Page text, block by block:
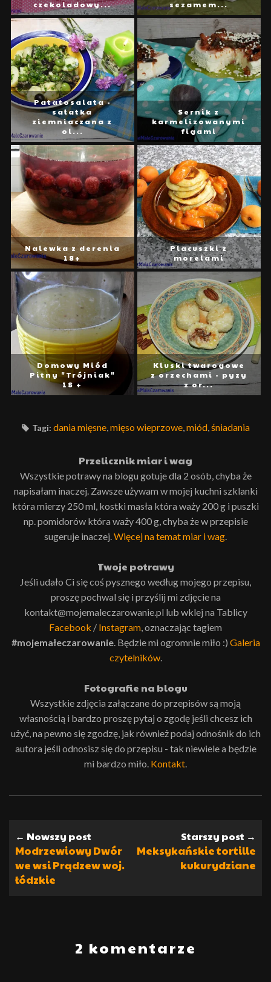
czekoladowy... sezamem...
Patatosalata -
sałatka
ziemniaczana z
ol...
Sernik z
karmelizowanymi
figami
Nalewka z derenia
18+
Placuszki z
morelami
Domowy Miód
Pitny "Trójniak"
18 +
Kluski twarogowe
z orzechami - pyzy
z or...
Tagi: dania mięsne, mięso wieprzowe, miód, śniadania
Przelicznik miar i wag
Wszystkie potrawy na blogu gotuje dla 2 osób, chyba że
napisałam inaczej. Zawsze używam w mojej kuchni szklanki
która mierzy 250 ml, kostki masła która waży 200 g i puszki
np. pomidorów która waży 400 g, chyba że w przepisie
sugeruje inaczej. Więcej na temat miar i wag
Twoje potrawy
Jeśli udało Ci się coś pysznego według mojego przepisu,
proszę pochwal się i przyślij mi zdjęcie na
kontakt@mojemaleczarowanie.pl lub wklej na Tablicy
Facebook / Instagram , oznaczając tagiem
#mojemałeczarowanie. Będzie mi ogromnie miło :) Galeria
czytelników.
Fotografie na blogu
Wszystkie zdjęcia załączane do przepisów są moją
własnością i bardzo proszę pytaj o zgodę jeśli chcesz ich
użyć, na pewno się zgodzę, jak również podaj odnośnik do ich
autora jeśli odnosisz się do przepisu - tak niewiele a będzie
mi bardzo miło. Kontakt
← Nowszy post
Modrzewiowy Dwór
we wsi Prądzew woj.
łódzkie
Starszy post →
Meksykańskie tortille
kukurydziane
2 komentarze